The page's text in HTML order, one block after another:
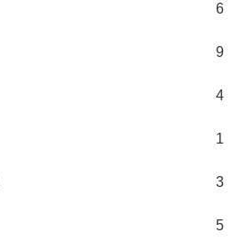
6
9
4
1
3
5